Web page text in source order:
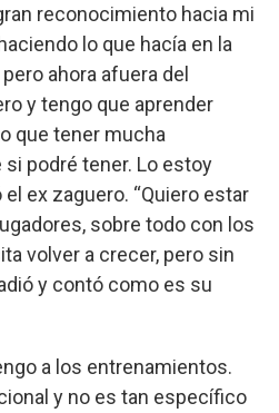
reconocimiento hacia mi
lo que hacía en la
ahora afuera del
y tengo que aprender
que tener mucha
si podré tener. Lo estoy
ex zaguero. “Quiero estar
sobre todo con los
volver a crecer, pero sin
y contó como es su
a los entrenamientos.
y no es tan específico